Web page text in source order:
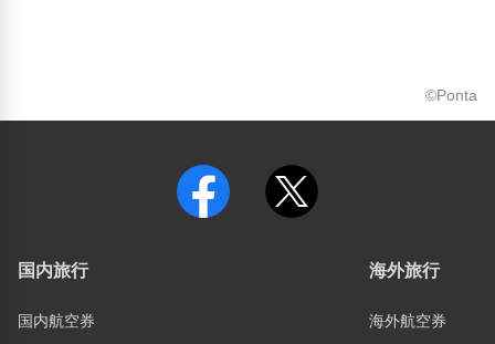
©Ponta
国内旅行
国内航空券
海外旅行
海外航空券